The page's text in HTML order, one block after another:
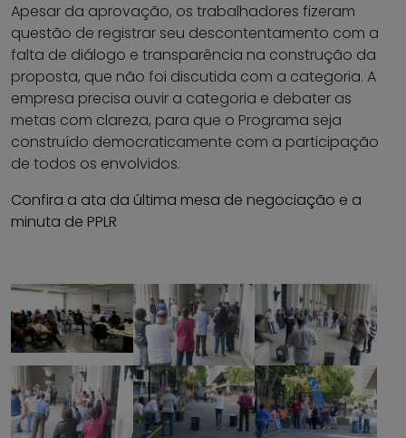
Apesar da aprovação, os trabalhadores fizeram
questão de registrar seu descontentamento com a
falta de diálogo e transparência na construção da
proposta, que não foi discutida com a categoria. A
empresa precisa ouvir a categoria e debater as
metas com clareza, para que o Programa seja
construído democraticamente com a participação
de todos os envolvidos.
Confira a ata da última mesa de negociação e a
minuta de PPLR